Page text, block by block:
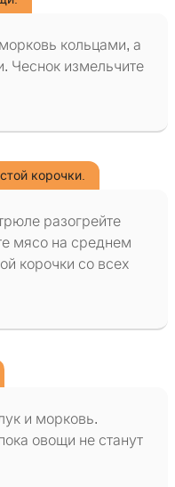
кольцами, а
Чеснок измельчите
корочки.
разогрейте
мясо на среднем
корочки со всех
и морковь.
овощи не станут